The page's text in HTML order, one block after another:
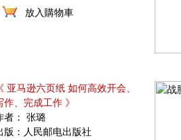
放入購物車
《 亚马逊六页纸 如何高效开会、
作、完成工作 》
者： 张璐
版：人民邮电出版社